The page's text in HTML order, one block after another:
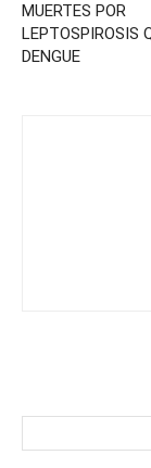
MUERTES POR
LEPTOSPIROSIS
DENGUE